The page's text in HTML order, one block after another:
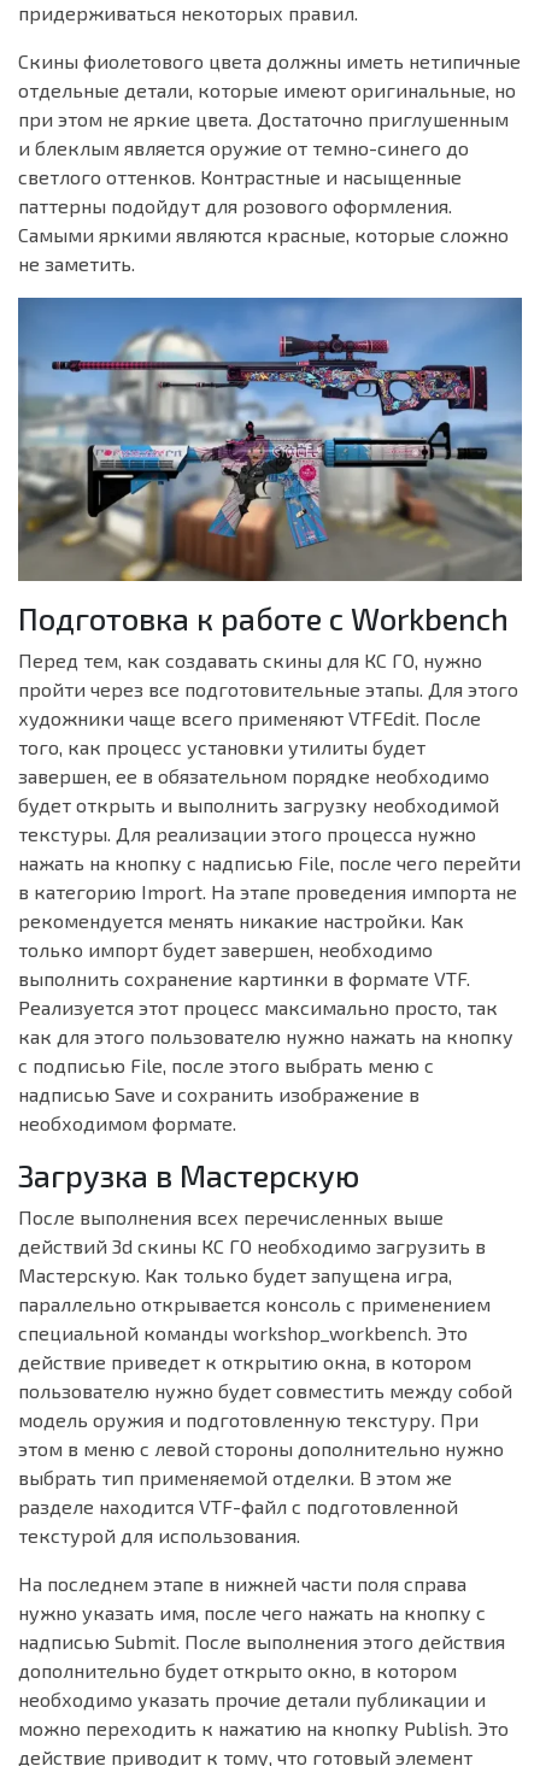
придерживаться некоторых правил.
Скины фиолетового цвета должны иметь нетипичные
отдельные детали, которые имеют оригинальные, но
при этом не яркие цвета. Достаточно приглушенным
и блеклым является оружие от темно-синего до
светлого оттенков. Контрастные и насыщенные
паттерны подойдут для розового оформления.
Самыми яркими являются красные, которые сложно
не заметить.
Подготовка к работе с Workbench
Перед тем, как создавать скины для КС ГО, нужно
пройти через все подготовительные этапы. Для этого
художники чаще всего применяют VTFEdit. После
того, как процесс установки утилиты будет
завершен, ее в обязательном порядке необходимо
будет открыть и выполнить загрузку необходимой
текстуры. Для реализации этого процесса нужно
нажать на кнопку с надписью File, после чего перейти
в категорию Import. На этапе проведения импорта не
рекомендуется менять никакие настройки. Как
только импорт будет завершен, необходимо
выполнить сохранение картинки в формате VTF.
Реализуется этот процесс максимально просто, так
как для этого пользователю нужно нажать на кнопку
с подписью File, после этого выбрать меню с
надписью Save и сохранить изображение в
необходимом формате.
Загрузка в Мастерскую
После выполнения всех перечисленных выше
действий 3d скины КС ГО необходимо загрузить в
Мастерскую. Как только будет запущена игра,
параллельно открывается консоль с применением
специальной команды workshop_workbench. Это
действие приведет к открытию окна, в котором
пользователю нужно будет совместить между собой
модель оружия и подготовленную текстуру. При
этом в меню с левой стороны дополнительно нужно
выбрать тип применяемой отделки. В этом же
разделе находится VTF-файл с подготовленной
текстурой для использования.
На последнем этапе в нижней части поля справа
нужно указать имя, после чего нажать на кнопку с
надписью Submit. После выполнения этого действия
дополнительно будет открыто окно, в котором
необходимо указать прочие детали публикации и
можно переходить к нажатию на кнопку Publish. Это
действие приводит к тому, что готовый элемент